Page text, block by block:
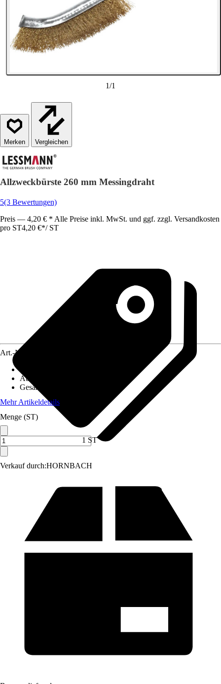
1/1
Vergleichen
Allzweckbürste 260 mm Messingdraht
5(3 Bewertungen)
Preis — 4,20 € * Alle Preise inkl. MwSt. und ggf. zzgl. Versandkosten
pro ST4,20 €*/ ST
Verkauf durch:HORNBACH
Art.-Nr.
Ausführung
Gesamtlänge
Mehr Artikeldetails
Menge (ST)
1 ST